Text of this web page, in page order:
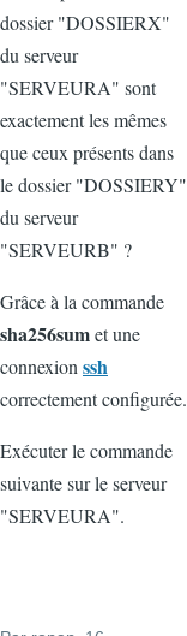
dossier "DOSSIERX"
du serveur
"SERVEURA" sont
exactement les mêmes
que ceux présents dans
le dossier "DOSSIERY"
du serveur
"SERVEURB" ?
Grâce à la commande
sha256sumet une
connexion ssh
correctement configurée.
Exécuter le commande
suivante sur le serveur
"SERVEURA".